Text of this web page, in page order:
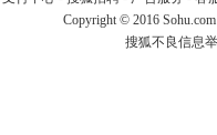
Copyright © 2016
搜狐不良信息